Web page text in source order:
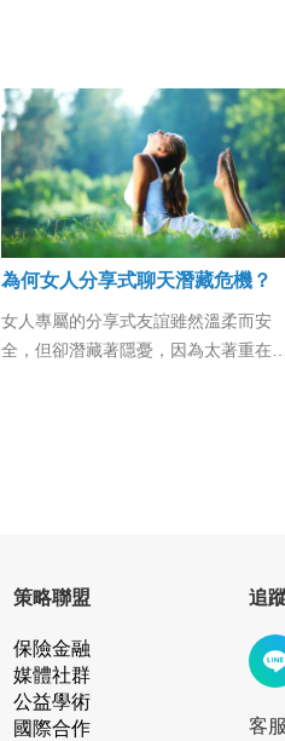
為何女人分享式聊天潛藏危機？
女人專屬的分享式友誼雖然溫柔而安
全，但卻潛藏著隱憂，因為太著重在情
策略聯盟
保險金融
媒體社群
公益學術
國際合作
追
客